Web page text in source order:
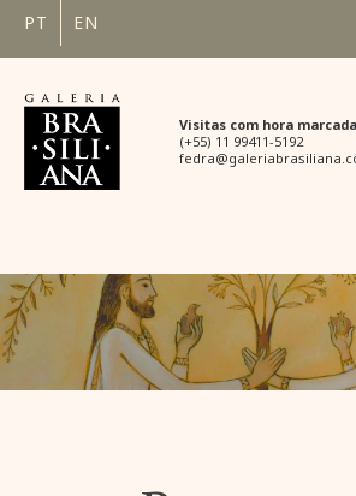
PT EN
Visitas com hora marcada
(+55) 11 99411-5192